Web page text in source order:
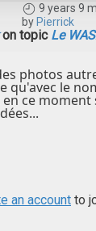
9 years 9
by Pierrick
on topic Le
photos
qu'avec le
ce moment
an account to